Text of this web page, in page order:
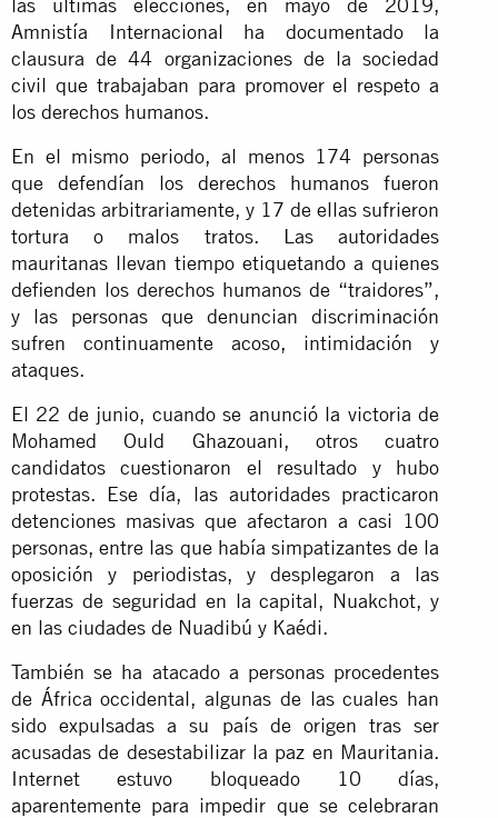
Amnistía Internacional ha documentado la
clausura de 44 organizaciones de la sociedad
civil que trabajaban para promover el respeto a
los derechos humanos.
En el mismo periodo, al menos 174 personas
que defendían los derechos humanos fueron
detenidas arbitrariamente, y 17 de ellas sufrieron
tortura o malos tratos. Las autoridades
mauritanas llevan tiempo etiquetando a quienes
defienden los derechos humanos de “traidores”,
y las personas que denuncian discriminación
sufren continuamente acoso, intimidación y
ataques.
El 22 de junio, cuando se anunció la victoria de
Mohamed Ould Ghazouani, otros cuatro
candidatos cuestionaron el resultado y hubo
protestas. Ese día, las autoridades practicaron
detenciones masivas que afectaron a casi 100
personas, entre las que había simpatizantes de la
oposición y periodistas, y desplegaron a las
fuerzas de seguridad en la capital, Nuakchot, y
en las ciudades de Nuadibú y Kaédi.
También se ha atacado a personas procedentes
de África occidental, algunas de las cuales han
sido expulsadas a su país de origen tras ser
acusadas de desestabilizar la paz en Mauritania.
Internet estuvo bloqueado 10 días,
aparentemente para impedir que se celebraran